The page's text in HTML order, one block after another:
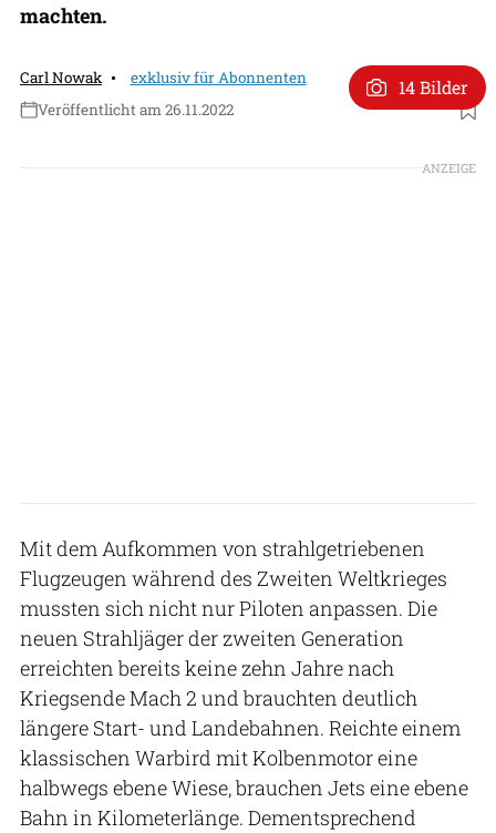
machten.
Carl Nowak
exklusiv für Abonnenten
Veröffentlicht am 26.11.2022
Foto: USMC
14 Bilder
ANZEIGE
Mit dem Aufkommen von strahlgetriebenen
Flugzeugen während des Zweiten Weltkrieges
mussten sich nicht nur Piloten anpassen. Die
neuen Strahljäger der zweiten Generation
erreichten bereits keine zehn Jahre nach
Kriegsende Mach 2 und brauchten deutlich
längere Start- und Landebahnen. Reichte einem
klassischen Warbird mit Kolbenmotor eine
halbwegs ebene Wiese, brauchen Jets eine ebene
Bahn in Kilometerlänge. Dementsprechend